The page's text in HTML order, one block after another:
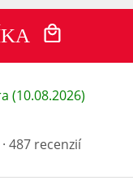
(10.08.2026)
487 recenzií